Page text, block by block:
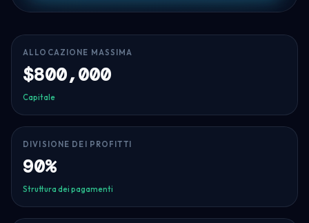
ALLOCAZIONE MASSIMA
$800,000
Capitale
DIVISIONE DEI PROFITTI
90%
Struttura dei pagamenti